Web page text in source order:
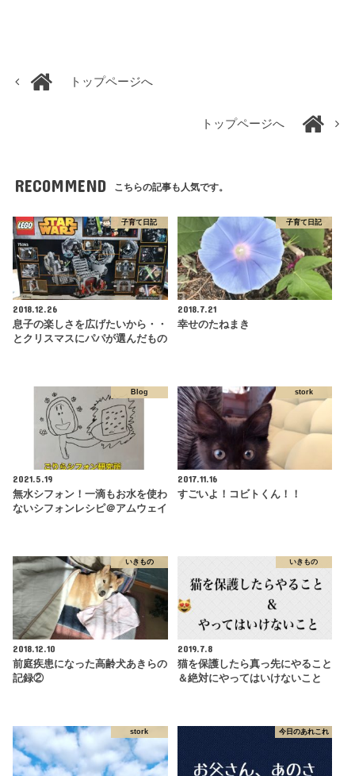
トップページへ
トップページへ
RECOMMEND こちらの記事も人気です。
子育て日記
2018.12.26
息子の楽しさを広げたいから・・
とクリスマスにパパが選んだもの
子育て日記
2018.7.21
幸せのたねまき
Blog
2021.5.19
無水シフォン！一滴もお水を使わ
ないシフォンレシピ＠アムウェイ
stork
2017.11.16
すごいよ！コビトくん！！
いきもの
2018.12.10
前庭疾患になった高齢犬あきらの
記録②
いきもの
2019.7.8
猫を保護したら真っ先にやること
＆絶対にやってはいけないこと
stork 今日のあれこれ